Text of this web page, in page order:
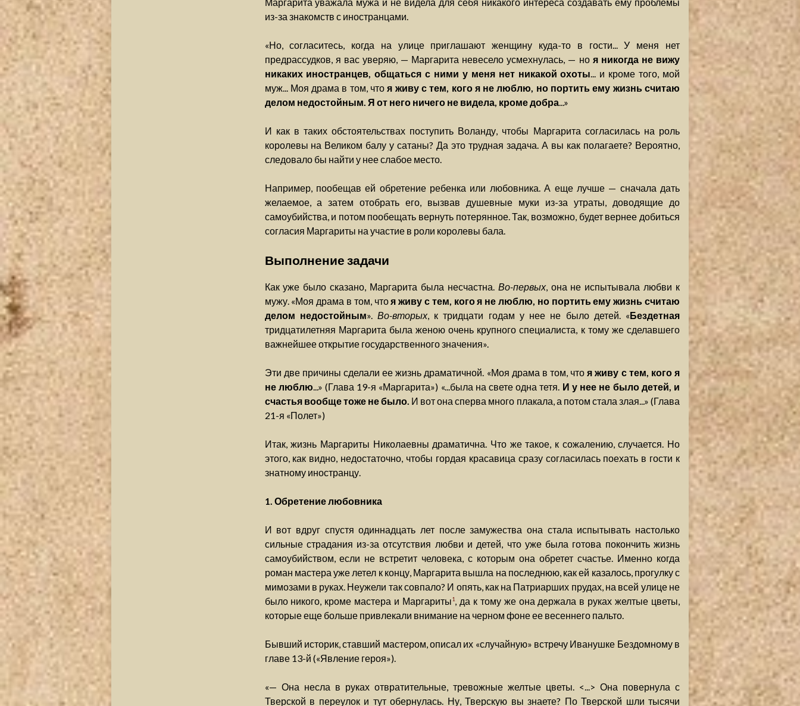
из-за знакомств с иностранцами.
«Но, согласитесь, когда на улице приглашают женщину куда-то в гости... У меня нет
предрассудков, я вас уверяю, — Маргарита невесело усмехнулась, — но я никогда не вижу
никаких иностранцев, общаться с ними у меня нет никакой охоты ... и кроме того, мой
муж... Моя драма в том, чтоя живу с тем, кого я не люблю, но портить ему жизнь считаю
делом недостойным. Я от него ничего не видела, кроме добра ...»
И как в таких обстоятельствах поступить Воланду, чтобы Маргарита согласилась на роль
королевы на Великом балу у сатаны? Да это трудная задача. А вы как полагаете? Вероятно,
следовало бы найти у нее слабое место.
Например, пообещав ей обретение ребенка или любовника. А еще лучше — сначала дать
желаемое, а затем отобрать его, вызвав душевные муки из-за утраты, доводящие до
самоубийства, и потом пообещать вернуть потерянное. Так, возможно, будет вернее добиться
согласия Маргариты на участие в роли королевы бала.
Выполнение задачи
Как уже было сказано, Маргарита была несчастна. Во-первых, она не испытывала любви к
мужу. «Моя драма в том, чтоя живу с тем, кого я не люблю, но портить ему жизнь считаю
делом недостойным». Во-вторых, к тридцати годам у нее не было детей. «Бездетная
тридцатилетняя Маргарита была женою очень крупного специалиста, к тому же сделавшего
важнейшее открытие государственного значения».
Эти две причины сделали ее жизнь драматичной. «Моя драма в том, чтоя живу с тем, кого я
не люблю...» (Глава 19-я «Маргарита») «...была на свете одна тетя. И у нее не было детей, и
счастья вообще тоже не было. И вот она сперва много плакала, а потом стала злая...» (Глава
21-я «Полет»)
Итак, жизнь Маргариты Николаевны драматична. Что же такое, к сожалению, случается. Но
этого, как видно, недостаточно, чтобы гордая красавица сразу согласилась поехать в гости к
знатному иностранцу.
1. Обретение любовника
И вот вдруг спустя одиннадцать лет после замужества она стала испытывать настолько
сильные страдания из-за отсутствия любви и детей, что уже была готова покончить жизнь
самоубийством, если не встретит человека, с которым она обретет счастье. Именно когда
роман мастера уже летел к концу, Маргарита вышла на последнюю, как ей казалось, прогулку с
мимозами в руках. Неужели так совпало? И опять, как на Патриарших прудах, на всей улице не
было никого, кроме мастера и Маргариты1, да к тому же она держала в руках желтые цветы,
которые еще больше привлекали внимание на черном фоне ее весеннего пальто.
Бывший историк, ставший мастером, описал их «случайную» встречу Иванушке Бездомному в
главе 13-й («Явление героя»).
«— Она несла в руках отвратительные, тревожные желтые цветы. <...> Она повернула с
Тверской в переулок и тут обернулась. Ну, Тверскую вы знаете? По Тверской шли тысячи